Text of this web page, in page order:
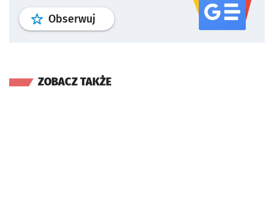
Obserwuj profil serwisu
ZOBACZ TAKŻE